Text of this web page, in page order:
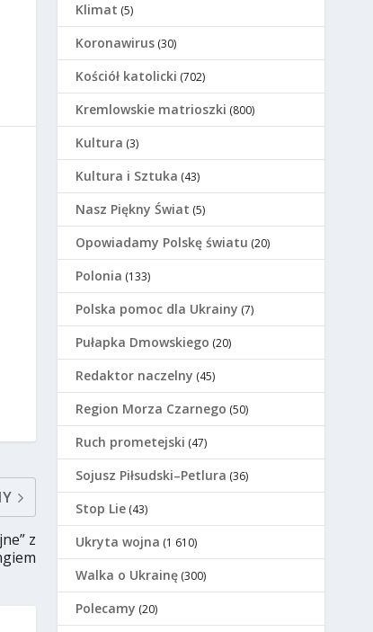
z
Klimat (5)
Koronawirus (30)
Kościół katolicki (702)
Kremlowskie matrioszki (800)
Kultura (3)
Kultura i Sztuka (43)
Nasz Piękny Świat (5)
Opowiadamy Polskę światu (20)
Polonia (133)
Polska pomoc dla Ukrainy (7)
Pułapka Dmowskiego (20)
Redaktor naczelny (45)
Region Morza Czarnego (50)
Ruch prometejski (47)
Sojusz Piłsudski–Petlura (36)
Stop Lie (43)
Ukryta wojna (1 610)
Walka o Ukrainę (300)
Polecamy (20)